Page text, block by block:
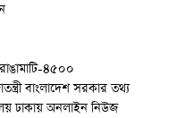
৪৫০০
বাংলাদেশ সরকার তথ্য
ঢাকায় অনলাইন নিউজ